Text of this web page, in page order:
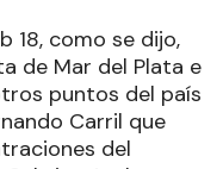
18, como se dijo,
de Mar del Plata e
puntos del país
Carril que
del